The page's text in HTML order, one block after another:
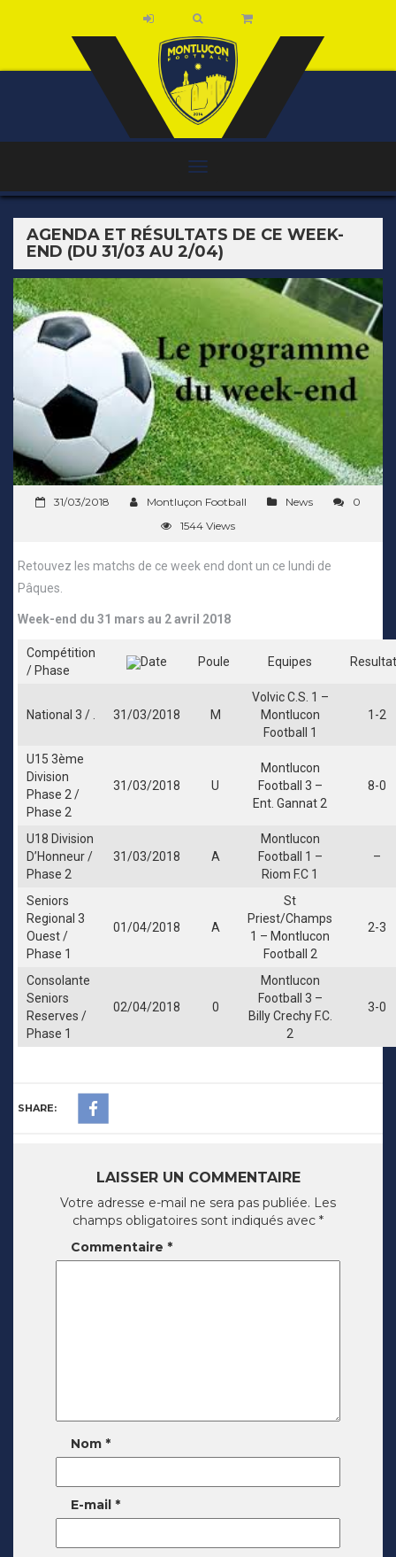
AGENDA ET RÉSULTATS DE CE WEEK-
END (DU 31/03 AU 2/04)
31/03/2018 Montluçon Football News
0
1544 Views
Retouvez les matchs de ce week end dont un ce lundi de
Pâques.
Week-end du 31 mars au 2 avril 2018
Compétition
/ Phase
Date Poule Equipes
National 3 / . 31/03/2018 M
Volvic C.S. 1 –
Montlucon
Football 1
1-2
U15 3ème
Division
Phase 2 /
Phase 2
31/03/2018 U
Montlucon
Football 3 –
Ent. Gannat 2
8-0
U18 Division
D’Honneur /
Phase 2
31/03/2018 A
Montlucon
Football 1 –
Riom F.C 1
–
Seniors
Regional 3
Ouest /
Phase 1
01/04/2018 A
St
Priest/Champs
1 – Montlucon
Football 2
2-3
Consolante
Seniors
Reserves /
Phase 1
02/04/2018 0
Montlucon
Football 3 –
Billy Crechy F.C.
2
3-0
SHARE:
LAISSER UN COMMENTAIRE
Votre adresse e-mail ne sera pas publiée. Les
champs obligatoires sont indiqués avec *
Commentaire *
Nom *
E-mail *